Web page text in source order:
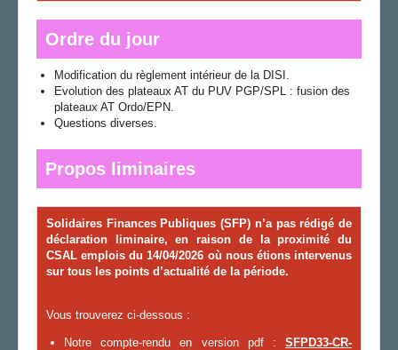
Ordre du jour
Modification du règlement intérieur de la DISI.
Evolution des plateaux AT du PUV PGP/SPL : fusion des
plateaux AT Ordo/EPN.
Questions diverses.
Propos liminaires
Solidaires Finances Publiques (SFP) n’a pasrédigéde
déclaration liminaire,en raison de la proximité du
CSAL emplois du 14/04/2026 où nous étions intervenus
sur tous les points d’actualité de la période.
Vous trouverez ci-dessous :
Notre compte-rendu en version pdf : SFPD33-CR-